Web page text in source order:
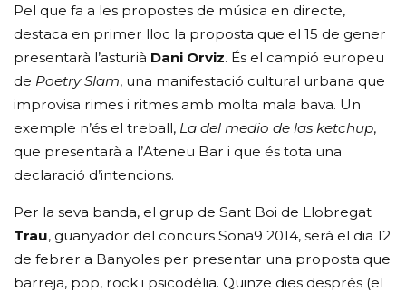
Pel que fa a les propostes de música en directe,
destaca en primer lloc la proposta que el 15 de gener
presentarà l’asturià Dani Orviz. És el campió europeu
de Poetry Slam, una manifestació cultural urbana que
improvisa rimes i ritmes amb molta mala bava. Un
exemple n’és el treball, La del medio de las ketchup,
que presentarà a l’Ateneu Bar i que és tota una
declaració d’intencions.
Per la seva banda, el grup de Sant Boi de Llobregat
Trau, guanyador del concurs Sona9 2014, serà el dia 12
de febrer a Banyoles per presentar una proposta que
barreja, pop, rock i psicodèlia. Quinze dies després (el